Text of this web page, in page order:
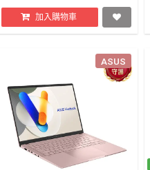
加入購物車
ASUS